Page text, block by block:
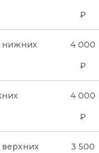
₽
нижних
4 000
₽
4 000
₽
3 500